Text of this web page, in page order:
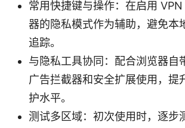
常用快捷键与操作：在启用
器的隐私模式作为辅助，避免本
追踪。
与隐私工具协同：配合浏览器自
广告拦截器和安全扩展使用，提
护水平。
测试多区域：初次使用时，逐步